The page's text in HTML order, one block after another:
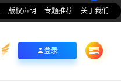
版权声明 专题推荐 关于我们
登录